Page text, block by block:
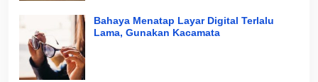
Bahaya Menatap Layar Digital Terlalu
Lama, Gunakan Kacamata